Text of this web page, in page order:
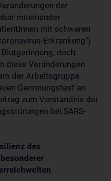
der
miteinander
mit schweren
Erkrankung")
doch
diese Veränderungen
der Arbeitsgruppe
Gerinnungstest an
zum Verständnis der
bei SARS-
des